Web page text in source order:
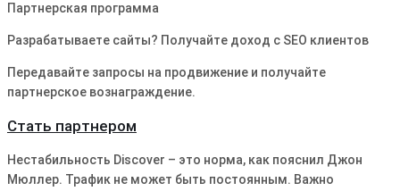
Партнерская программа
Разрабатываете сайты? Получайте доход с SEO клиентов
Передавайте запросы на продвижение и получайте
партнерское вознаграждение.
Стать партнером
Нестабильность Discover – это норма, как пояснил Джон
Мюллер․ Трафик не может быть постоянным․ Важно